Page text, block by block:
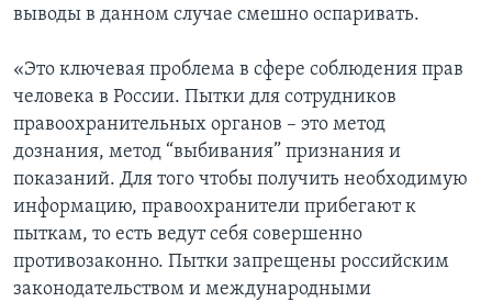
выводы в данном случае смешно оспаривать.
«Это ключевая проблема в сфере соблюдения прав
человека в России. Пытки для сотрудников
правоохранительных органов – это метод
дознания, метод “выбивания” признания и
показаний. Для того чтобы получить необходимую
информацию, правоохранители прибегают к
пыткам, то есть ведут себя совершенно
противозаконно. Пытки запрещены российским
законодательством и международными